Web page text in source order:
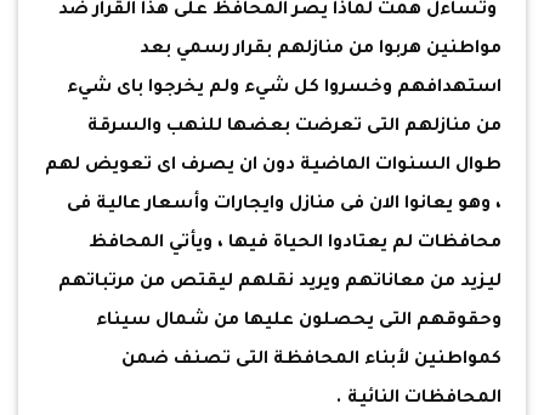
وتساءل همت لماذا يصر المحافظ على هذا القرار ضد
مواطنين هربوا من منازلهم بقرار رسمي بعد
استهدافهم وخسروا كل شيء ولم يخرجوا باى شيء
من منازلهم التى تعرضت بعضها للنهب والسرقة
طوال السنوات الماضية دون ان يصرف اى تعويض لهم
، وهو يعانوا الان فى منازل وايجارات وأسعار عالية فى
محافظات لم يعتادوا الحياة فيها ، ويأتي المحافظ
ليزيد من معاناتهم ويريد نقلهم ليقتص من مرتباتهم
وحقوقهم التى يحصلون عليها من شمال سيناء
كمواطنين لأبناء المحافظة التى تصنف ضمن
المحافظات النائية .